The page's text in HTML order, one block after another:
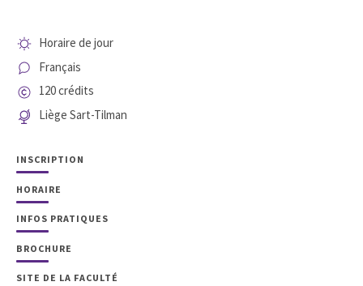
Horaire de jour
Français
120 crédits
Liège Sart-Tilman
INSCRIPTION
HORAIRE
INFOS PRATIQUES
BROCHURE
SITE DE LA FACULTÉ